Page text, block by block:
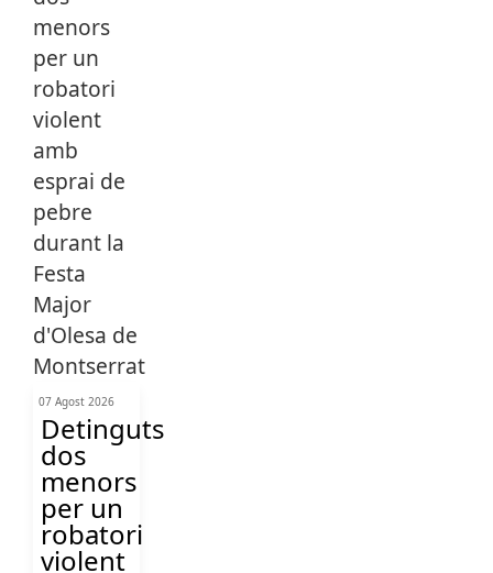
07 Agost 2026
Detinguts
dos
menors
per un
robatori
violent